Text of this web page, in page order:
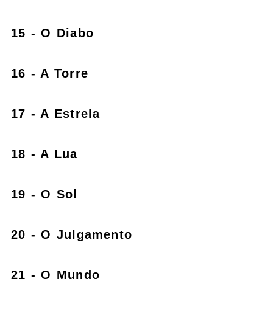
15 - O Diabo
16 - A Torre
17 - A Estrela
18 - A Lua
19 - O Sol
20 - O Julgamento
21 - O Mundo